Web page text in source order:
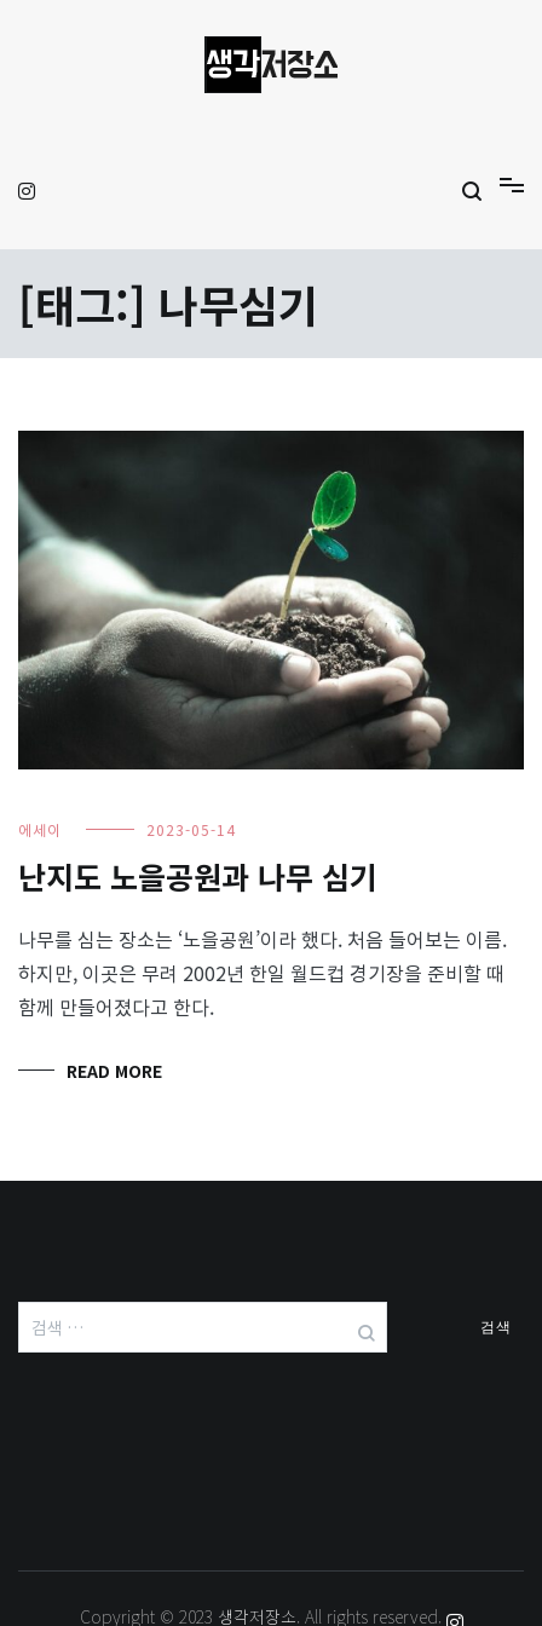
[태그:] 나무심기
에세이 2023-05-14
난지도 노을공원과 나무 심기
나무를 심는 장소는 ‘노을공원’이라 했다. 처음 들어보는 이름.
하지만, 이곳은 무려 2002년 한일 월드컵 경기장을 준비할 때
함께 만들어졌다고 한다.
READ MORE
검
색:
Copyright © 2023 생각저장소. All rights reserved.